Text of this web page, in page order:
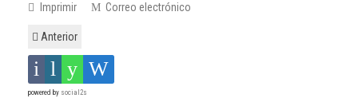
Imprimir Correo electrónico
Anterior
powered by social2s